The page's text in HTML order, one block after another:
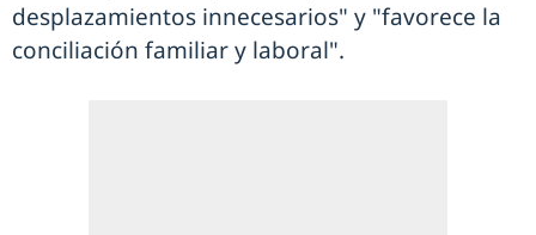
desplazamientos innecesarios" y "favorece la
conciliación familiar y laboral".